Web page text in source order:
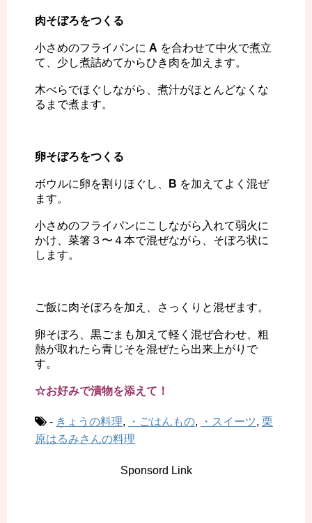
肉そぼろをつくる
小さめのフライパンに A を合わせて中火で煮立
て、少し煮詰めてからひき肉を加えます。
木べらでほぐしながら、煮汁がほとんどなくな
るまで煮ます。
卵そぼろをつくる
ボウルに卵を割りほぐし、 B を加えてよく混ぜ
ます。
小さめのフライパンにこしながら入れて弱火に
かけ、菜箸３〜４本で混ぜながら、そぼろ状に
します。
ご飯に肉そぼろを加え、さっくりと混ぜます。
卵そぼろ、黒ごまも加えて軽く混ぜ合わせ、粗
熱が取れたら青じそを混ぜたら出来上がりで
す。
☆お好みで漬物を添えて！
- きょうの料理, ・ごはんもの, ・スイーツ, 栗
原はるみさんの料理
Sponsord Link